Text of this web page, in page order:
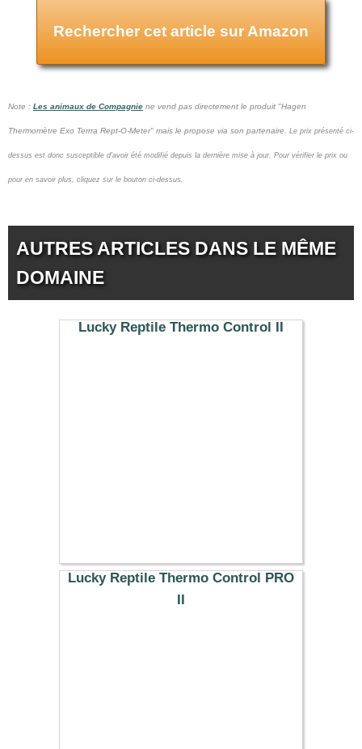
Rechercher cet article sur Amazon
Note : Les animaux de Compagnie ne vend pas directement le produit "Hagen
Thermomètre Exo Terrra Rept-O-Meter" mais le propose via son partenaire. Le prix présenté ci-
dessus est donc susceptible d'avoir été modifié depuis la dernière mise à jour. Pour vérifier le prix ou
pour en savoir plus, cliquez sur le bouton ci-dessus.
AUTRES ARTICLES DANS LE MÊME
DOMAINE
Lucky Reptile Thermo Control II
Lucky Reptile Thermo Control PRO